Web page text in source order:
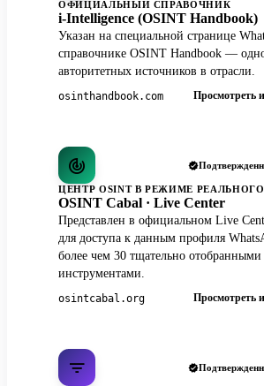
ОФИЦИАЛЬНЫЙ СПРАВОЧНИК
i-Intelligence (OSINT Handbook)
Указан на специальной странице
справочнике OSINT Handbook —
авторитетных источников в отрасли.
osinthandbook.com Просмотреть
ЦЕНТР OSINT В РЕЖИМЕ
OSINT Cabal · Live Center
Представлен в официальном Live
для доступа к данным профиля
более чем 30 тщательно отобранными
инструментами.
osintcabal.org Просмотреть